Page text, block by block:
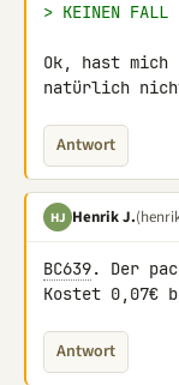
> KEINEN
Ok, hast
natürlich
Antwort
HJ Henrik J.
BC639. Der
Kostet 0,07€
Antwort